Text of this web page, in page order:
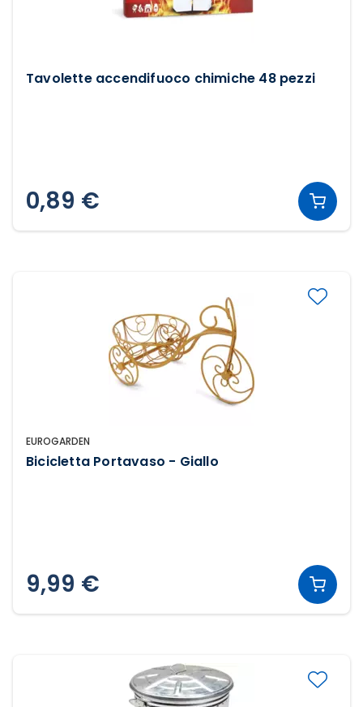
Tavolette accendifuoco chimiche 48 pezzi
0,89 €
EUROGARDEN
Bicicletta Portavaso - Giallo
9,99 €